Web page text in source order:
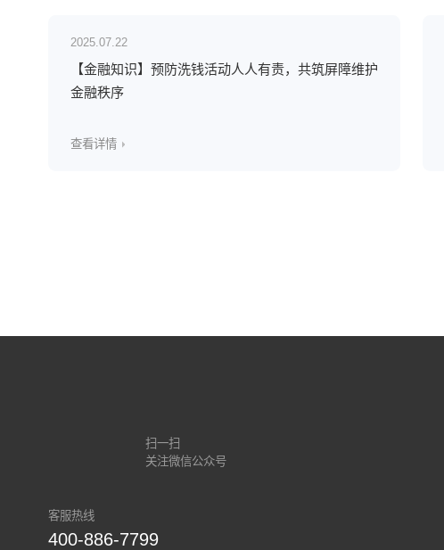
2025.07.22
【金融知识】预防洗钱活动人人有责，共筑屏障维护
金融秩序
查看详情
扫一扫
关注微信公众号
客服热线
400-886-7799